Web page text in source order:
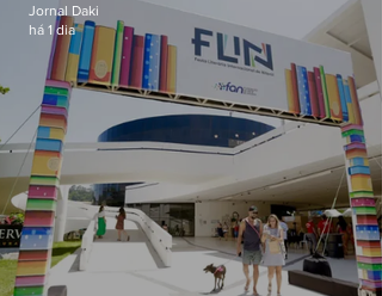
Jornal Daki
há 1 dia